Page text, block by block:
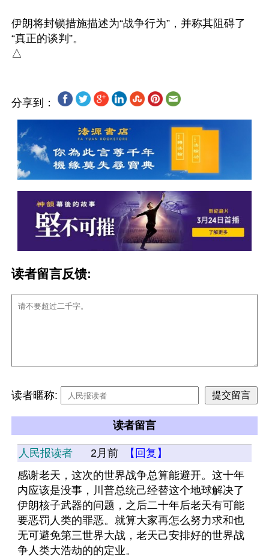
伊朗将封锁措施描述为“战争行为”，并称其阻碍了
“真正的谈判”。
分享到：
读者留言反馈:
读者暱称:
读者留言
人民报读者 2月前
【回复】
感谢老天，这次的世界战争总算能避开。这十年
内应该是没事，川普总统己经替这个地球解决了
伊朗核子武器的问题，之后二十年后老天有可能
要恶罚人类的罪恶。就算大家再怎么努力求和也
无可避免第三世界大战，老天己安排好的世界战
争人类大浩劫的的定业。